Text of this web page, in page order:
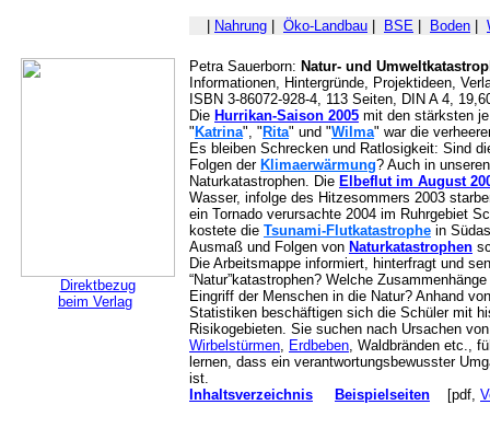
Nahrung Öko-Landbau BSE Boden
Direktbezug
beim Verlag
Petra Sauerborn: Natur- und
Informationen, Hintergründe, Projektideen,
ISBN 3-86072-928-4, 113 Seiten, DIN A 4,
Die Hurrikan-Saison 2005 mit den stärksten
" Katrina", " Rita" und "Wilma" war die
Es bleiben Schrecken und Ratlosigkeit: Sind
Folgen der Klimaerwärmung? Auch in
Naturkatastrophen. Die Elbeflut im August
Wasser, infolge des Hitzesommers 2003
ein Tornado verursachte 2004 im Ruhrgebiet
kostete die Tsunami-Flutkatastrophe in
Ausmaß und Folgen von Naturkatastrophen
Die Arbeitsmappe informiert, hinterfragt und
“Natur”katastrophen? Welche
Eingriff der Menschen in die Natur? Anhand
Statistiken beschäftigen sich die Schüler mit
Risikogebieten. Sie suchen nach Ursachen
Wirbelstürmen, Erdbeben, Waldbränden etc.,
lernen, dass ein verantwortungsbewusster
ist.
Inhaltsverzeichnis
Beispielseiten [pdf,